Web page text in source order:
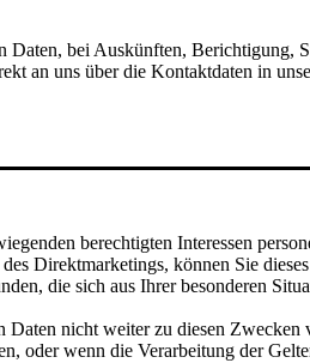
Daten, bei Auskünften,
an uns über die Kontaktdaten in
berechtigten Interessen
Direktmarketings, können Sie
die sich aus Ihrer besonderen
nicht weiter zu diesen
oder wenn die Verarbeitung der